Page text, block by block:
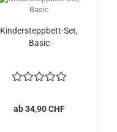
Kindersteppbett-Set,
Basic
ab 34,90 CHF